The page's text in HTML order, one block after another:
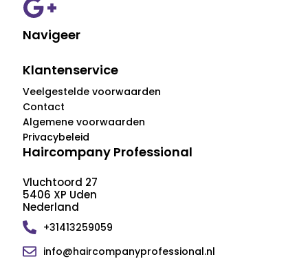
Navigeer
Klantenservice
Veelgestelde voorwaarden
Contact
Algemene voorwaarden
Privacybeleid
Haircompany Professional
Vluchtoord 27
5406 XP Uden
Nederland
+31413259059
info@haircompanyprofessional.nl